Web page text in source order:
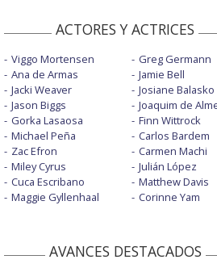
ACTORES Y ACTRICES
Viggo Mortensen
Ana de Armas
Jacki Weaver
Jason Biggs
Gorka Lasaosa
Michael Peña
Zac Efron
Miley Cyrus
Cuca Escribano
Maggie Gyllenhaal
Greg Germann
Jamie Bell
Josiane Balasko
Joaquim de
Finn Wittrock
Carlos Bardem
Carmen Machi
Julián López
Matthew Davis
Corinne Yam
AVANCES DESTACADOS